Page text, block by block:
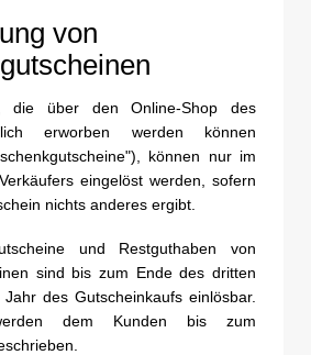
von
die über den Online-Shop des
erworben werden können
können nur im
eingelöst werden, sofern
nichts anderes ergibt.
und Restguthaben von
sind bis zum Ende des dritten
des Gutscheinkaufs einlösbar.
dem Kunden bis zum